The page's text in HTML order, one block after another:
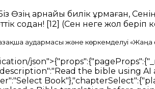
Өзің арнайы билік құрмаған,
содан! [12] (Сен неге жол беріп
аудармасы және көркемделуі «Жаңа
first note","noteTitleInput":"Note title","tagInputPlaceholder":"Press ENTER to add a new tag","editorInputPlaceholderText":"Type your note here...","loginCard":{"text":"To view your Notes, please login or register"},"btn":{"cancel":"Close","edit":"Edit","delete":"Delete"},"messages":{"addNoteTitleError":"Cannot add a note without a title"},"dropdown":{"textFormat":{"normal":"Normal","largeHeading":"Large Heading","smallHeading":"Small Heading","bulletList":"Bullet List","numberedList":"Numbered List","quote":"Quote","codeBlock":"Code Block"},"textAlignment":{"buttonLabel":"Formatting options for text alignment","leftAlign":"Left Align","centerAlign":"Center Align","rightAlign":"Right Align","justifyAlign":"Justify Align","startAlign":"Start Align","endAlign":"End Align","outdent":"Outdent","indent":"Indent"},"blockTypes":{"paragraph":"Normal","h1":"Large Heading","h2":"Small Heading","h3":"Heading","h4":"Heading","h5":"Heading","ol":"Numbered List","ul":"Bulleted List","quote":"Quote","code":"Code Block"}},"labels":{"undo":"Undo","redo":"Redo","formatBold":"Format Bold","formatItalic":"Format Italics","formatUnderline":"Format Underline","formatStrikethrough":"Format Strikethrough","insertLink":"Insert Link","formattingOptions":"Formatting Options","codeLanguage":"Select Code Language"}}},"verseOverview":{"tabList":["Overview","Media","Dictionary","Commentary"],"lowQualityMessage":"The below results may not contain direct answers to your selected verse.","noVerseCommentaryMessage":"No Commentary found for the selected verse. Please try selecting a wider range of verses.","noVerseDictionaryMessage":"No Dictionary definitions found for the selected verse. Please try selecting a wider range of verses.","noVerseMediaMessage":"No Media found for the selected verse. Please try selecting a wider range of verses.","loading":{"commentary":"Loading Commentary","dictionary":"Loading